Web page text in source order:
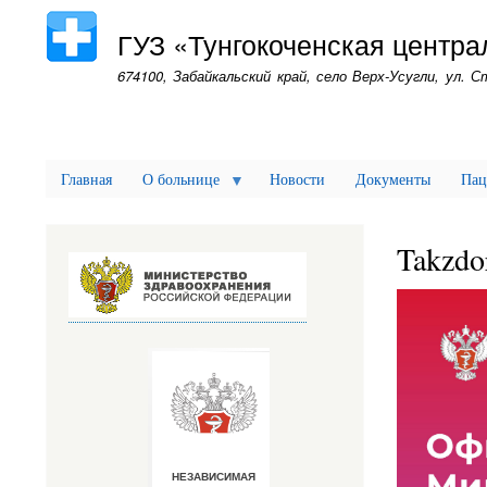
ГУЗ «Тунгокоченская
674100, Забайкальский край, село Верх-Усугли, ул.
Главная О больнице Новости Документы